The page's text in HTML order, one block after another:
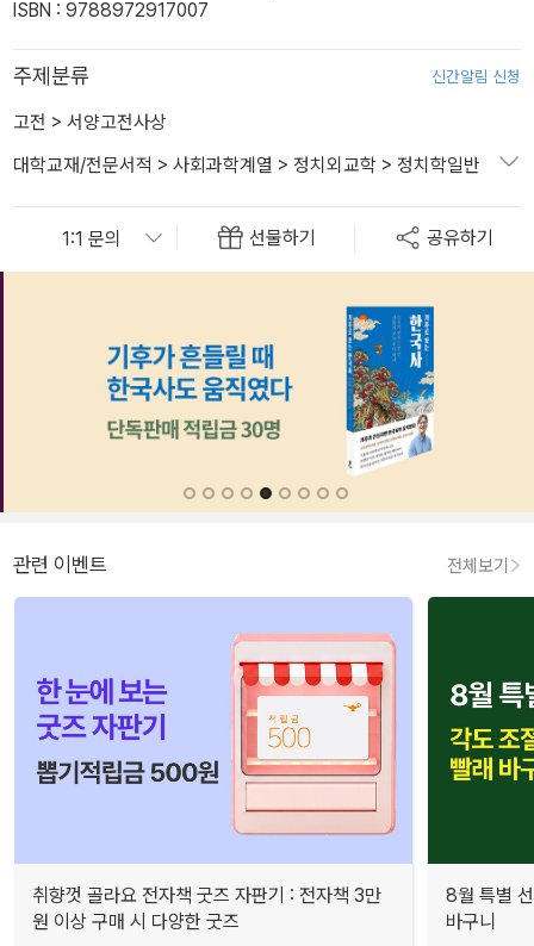
ISBN : 9788972917007
주제분류 신간알림 신청
고전 > 서양고전사상
대학교재/전문서적 > 사회과학계열 > 정치외교학 > 정치학일반
선물하기 공유하기
관련 이벤트 전체보기
취향껏 골라요 전자책 굿즈 자판기 : 전자책 3만
원 이상 구매 시 다양한 굿즈
8월 특별
바구니